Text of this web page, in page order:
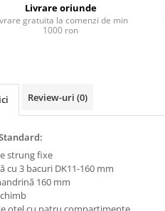
masa
si
si
Livrare oriunde
gratuita la comenzi de min
1000 ron
Review-uri (0)
strung fixe
cu 3 bacuri DK11-160 mm
160 mm